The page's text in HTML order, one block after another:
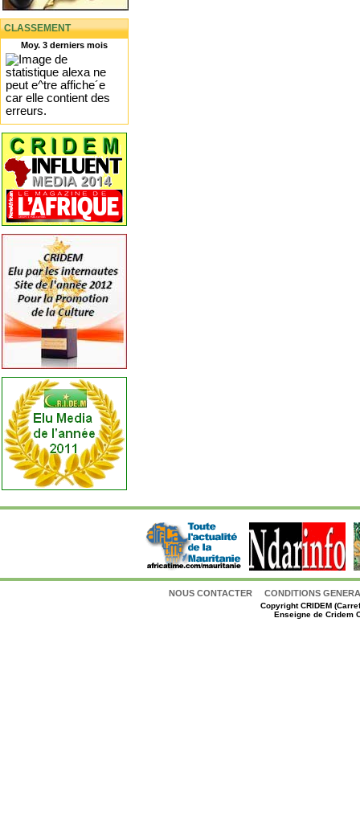
CLASSEMENT
Moy. 3 derniers mois
NOUS CONTACTER CONDITIONS
CopyrightCRIDEM
Enseigne de Cridem